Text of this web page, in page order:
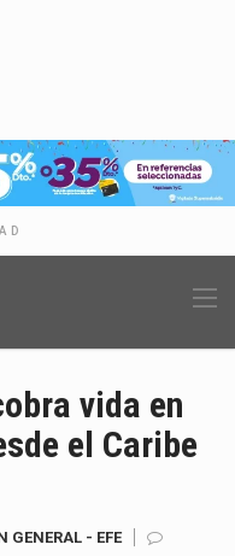
vida en
el Caribe
GENERAL - EFE